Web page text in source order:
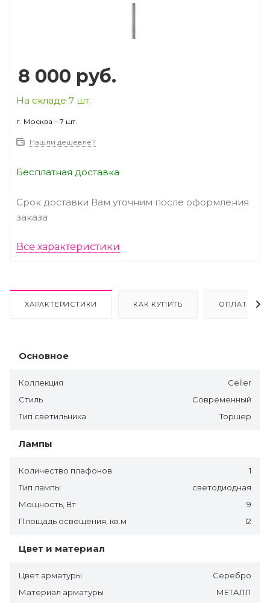
8 000 руб.
На складе 7 шт.
г. Москва – 7 шт.
Нашли дешевле?
Бесплатная доставка
Срок доставки Вам уточним после оформления
заказа
Все характеристики
ХАРАКТЕРИСТИКИ КАК КУПИТЬ ОПЛАТА
Основное
Коллекция
Celler
Стиль
Современный
Тип светильника
Торшер
Лампы
Количество плафонов
1
Тип лампы
светодиодная
Мощность, Вт
9
Площадь освещения, кв.м
12
Цвет и материал
Цвет арматуры
Серебро
Материал арматуры
МЕТАЛЛ